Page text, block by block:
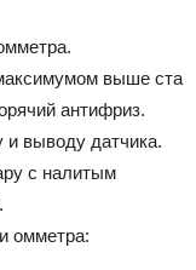
выше ста
антифриз.
выводу датчика.
с налитым
омметра: